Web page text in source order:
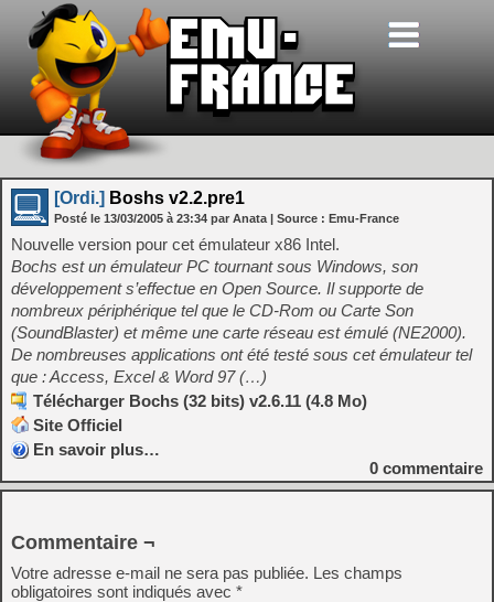
[Ordi.] Boshs v2.2.pre1
Posté le 13/03/2005 à 23:34 par Anata | Source : Emu-France
Nouvelle version pour cet émulateur x86 Intel.
Bochs est un émulateur PC tournant sous Windows, son
développement s’effectue en Open Source. Il supporte de
nombreux périphérique tel que le CD-Rom ou Carte Son
(SoundBlaster) et même une carte réseau est émulé (NE2000).
De nombreuses applications ont été testé sous cet émulateur tel
que : Access, Excel & Word 97 (…)
Télécharger Bochs (32 bits) v2.6.11 (4.8 Mo)
Site Officiel
En savoir plus…
0 commentaire
Commentaire ¬
Votre adresse e-mail ne sera pas publiée. Les champs
obligatoires sont indiqués avec *